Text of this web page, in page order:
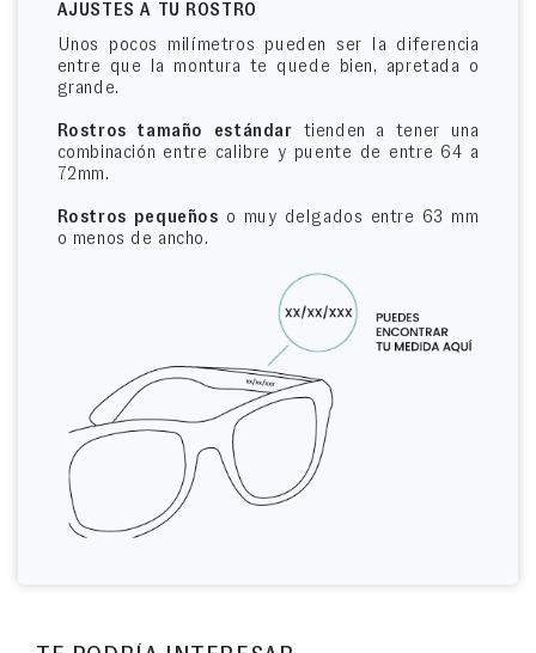
AJUSTES A TU ROSTRO
Unos pocos milímetros pueden ser la diferencia
entre que la montura te quede bien, apretada o
grande.
Rostros tamaño estándar tienden a tener una
combinación entre calibre y puente de entre 64 a
72mm.
Rostros pequeños o muy delgados entre 63 mm
o menos de ancho.